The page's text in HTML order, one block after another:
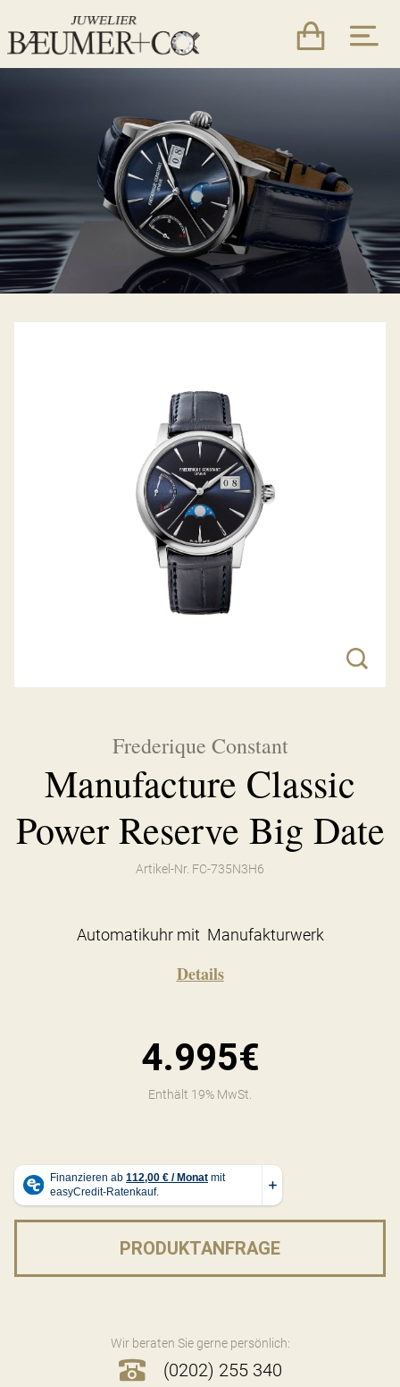
Frederique Constant
Manufacture Classic
Power Reserve Big Date
Artikel-Nr. FC-735N3H6
Automatikuhr mit Manufakturwerk
Details
4.995€
Enthält 19% MwSt.
PRODUKTANFRAGE
Wir beraten Sie gerne persönlich:
(0202) 255 340